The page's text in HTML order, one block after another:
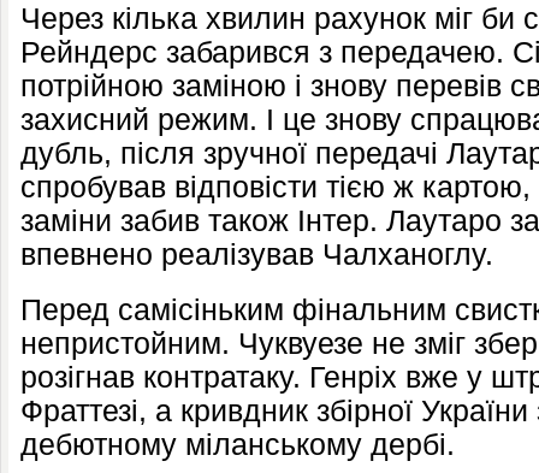
Через кілька хвилин рахунок міг би
Рейндерс забарився з передачею.
потрійною заміною і знову перевів
захисний режим. І це знову
дубль, після зручної передачі
спробував відповісти тією ж картою,
заміни забив також Інтер. Лаутаро
впевнено реалізував Чалханоглу.
Перед самісіньким фінальним
непристойним. Чуквуезе не зміг
розігнав контратаку. Генріх вже у
Фраттезі, а кривдник збірної
дебютному міланському дербі.